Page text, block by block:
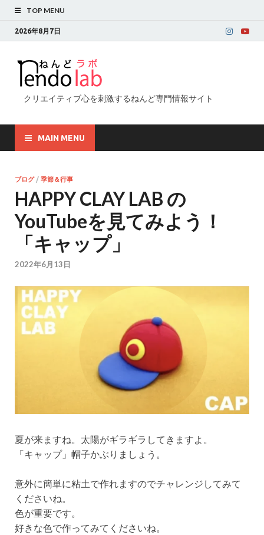
TOP MENU
2026年8月7日
クリエイティブ心を刺激するねんど専門情報サイト
MAIN MENU
ブログ/ 季節＆行事
HAPPY CLAY LAB の
YouTubeを見てみよう！
「キャップ」
2022年6月13日
夏が来ますね。太陽がギラギラしてきますよ。
「キャップ」帽子かぶりましょう。
意外に簡単に粘土で作れますのでチャレンジしてみて
くださいね。
色が重要です。
好きな色で作ってみてくださいね。